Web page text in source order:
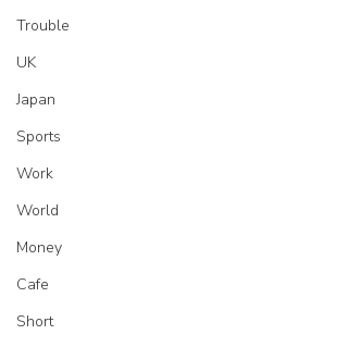
Trouble
UK
Japan
Sports
Work
World
Money
Cafe
Short